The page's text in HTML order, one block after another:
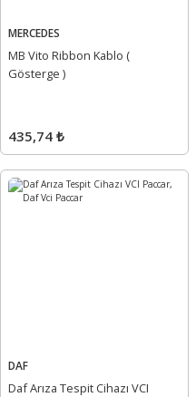
MERCEDES
MB Vito Ribbon Kablo (
Gösterge )
435,74 ₺
DAF
Daf Arıza Tespit Cihazı VCI